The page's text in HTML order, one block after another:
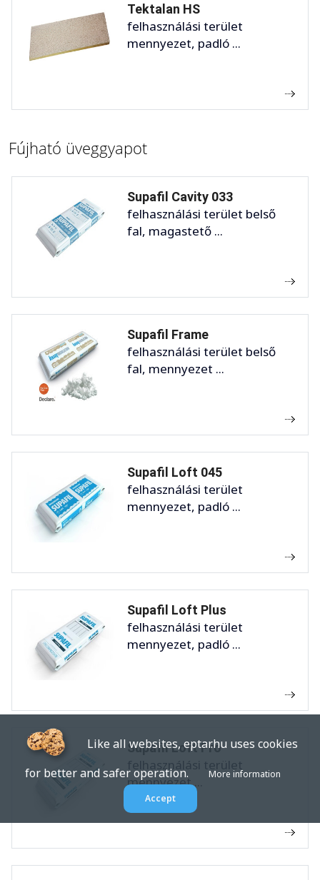
Tektalan HS
felhasználási terület
mennyezet, padló ...
Fújható üveggyapot
Supafil Cavity 033
felhasználási terület belső
fal, magastető ...
Supafil Frame
felhasználási terület belső
fal, mennyezet ...
Supafil Loft 045
felhasználási terület
mennyezet, padló ...
Supafil Loft Plus
felhasználási terület
mennyezet, padló ...
Supafil Loft Pro
felhasználási terület
mennyezet ...
Like all websites, eptar.hu uses cookies
for better and safer operation.More information
Accept